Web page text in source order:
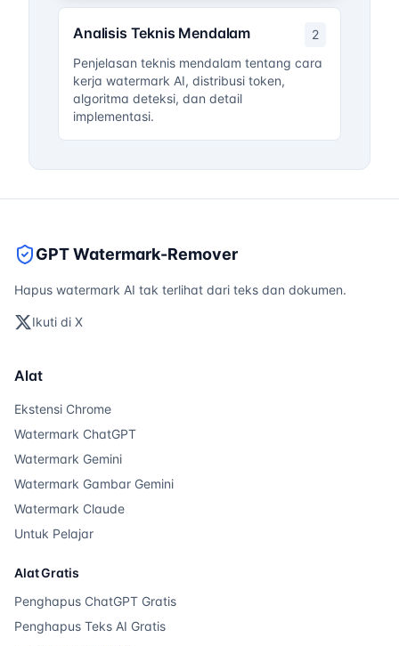
Analisis Teknis Mendalam
2
Penjelasan teknis mendalam tentang cara
kerja watermark AI, distribusi token,
algoritma deteksi, dan detail
implementasi.
GPT Watermark-Remover
Hapus watermark AI tak terlihat dari teks dan dokumen.
Ikuti di X
Alat
Ekstensi Chrome
Watermark ChatGPT
Watermark Gemini
Watermark Gambar Gemini
Watermark Claude
Untuk Pelajar
Alat Gratis
Penghapus ChatGPT Gratis
Penghapus Teks AI Gratis